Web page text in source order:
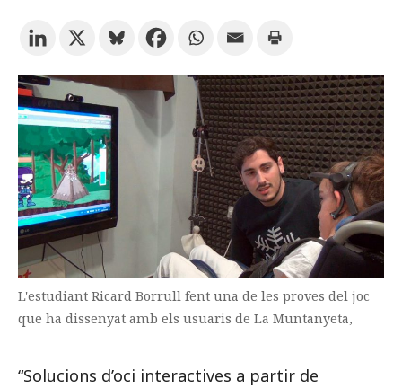
L'estudiant Ricard Borrull fent una de les proves del joc
que ha dissenyat amb els usuaris de La Muntanyeta,
“Solucions d’oci interactives a partir de